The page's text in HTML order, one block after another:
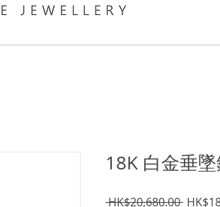
18K 白金垂
HK$20,680.00 一